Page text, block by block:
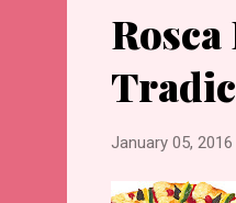
Rosca
January 05, 2016